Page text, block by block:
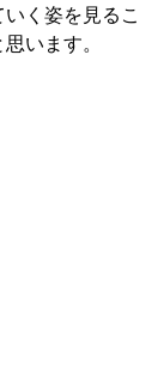
く姿を見るこ
います。